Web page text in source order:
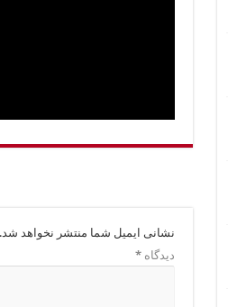
نشانی ایمیل شما منتشر نخواهد شد.
دیدگاه*